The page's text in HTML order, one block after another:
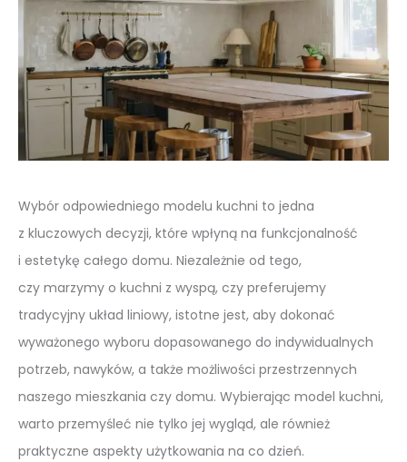
Wybór odpowiedniego modelu kuchni to jedna
z kluczowych decyzji, które wpłyną na funkcjonalność
i estetykę całego domu. Niezależnie od tego,
czy marzymy o kuchni z wyspą, czy preferujemy
tradycyjny układ liniowy, istotne jest, aby dokonać
wyważonego wyboru dopasowanego do indywidualnych
potrzeb, nawyków, a także możliwości przestrzennych
naszego mieszkania czy domu. Wybierając model kuchni,
warto przemyśleć nie tylko jej wygląd, ale również
praktyczne aspekty użytkowania na co dzień.